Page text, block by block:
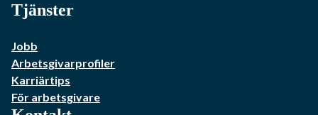
Tjänster
Jobb
Arbetsgivarprofiler
Karriärtips
För arbetsgivare